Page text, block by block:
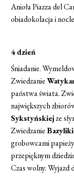
Anioła Piazza del
obiadokolacja i
4 dzień
Śniadanie.
Zwiedzanie
państwa świata.
największych
Sykstyńskiejze
Zwiedzanie
grobowcami
przepięknym
Czas wolny. Wyjazd